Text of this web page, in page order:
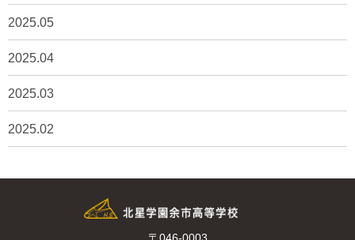
2025.05
2025.04
2025.03
2025.02